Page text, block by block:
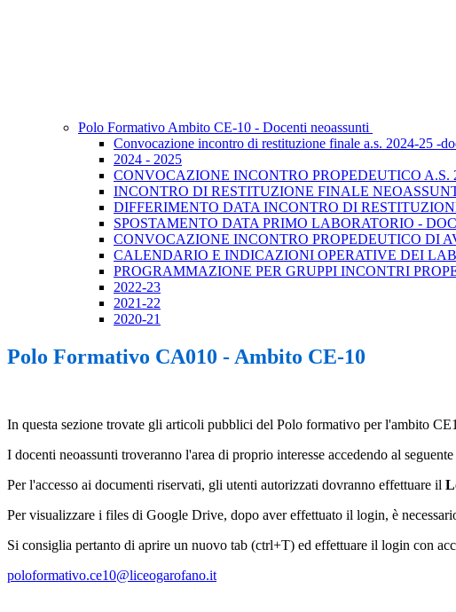
Polo Formativo Ambito CE-10 - Docenti neoassunti
Convocazione incontro di restituzione finale a.s. 2024-25 -
2024 - 2025
CONVOCAZIONE INCONTRO PROPEDEUTICO A.S.
INCONTRO DI RESTITUZIONE FINALE
DIFFERIMENTO DATA INCONTRO DI
SPOSTAMENTO DATA PRIMO LABORATORIO -
CONVOCAZIONE INCONTRO PROPEDEUTICO DI
CALENDARIO E INDICAZIONI OPERATIVE DEI
PROGRAMMAZIONE PER GRUPPI INCONTRI
2022-23
2021-22
2020-21
Polo Formativo CA010 - Ambito CE-10
In questa sezione trovate gli articoli pubblici del Polo formativo per l'ambito
I docenti neoassunti troveranno l'area di proprio interesse accedendo al
Per l'accesso ai documenti riservati, gli utenti autorizzati dovranno effettuare il
Per visualizzare i files di Google Drive, dopo aver effettuato il login, è
Si consiglia pertanto di aprire un nuovo tab (ctrl+T) ed effettuare il login con
poloformativo.ce10@liceogarofano.it